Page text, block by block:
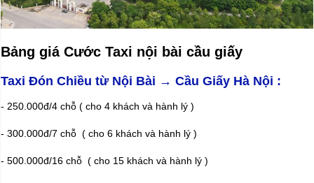
Bảng giá Cước Taxi nội bài cầu giấy
Taxi Đón Chiều từ Nội Bài → Cầu Giấy Hà Nội :
- 250.000đ/4 chỗ ( cho 4 khách và hành lý )
- 300.000đ/7 chỗ ( cho 6 khách và hành lý )
- 500.000đ/16 chỗ ( cho 15 khách và hành lý )